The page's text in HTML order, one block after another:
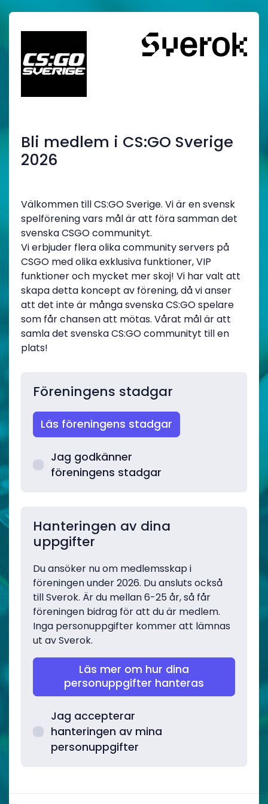
Bli medlem i CS:GO Sverige
2026
Välkommen till CS:GO Sverige. Vi är en svensk
spelförening vars mål är att föra samman det
svenska CSGO communityt.
Vi erbjuder flera olika community servers på
CSGO med olika exklusiva funktioner, VIP
funktioner och mycket mer skoj! Vi har valt att
skapa detta koncept av förening, då vi anser
att det inte är många svenska CS:GO spelare
som får chansen att mötas. Vårat mål är att
samla det svenska CS:GO communityt till en
plats!
Föreningens stadgar
Läs föreningens stadgar
Jag godkänner
föreningens stadgar
Hanteringen av dina
uppgifter
Du ansöker nu om medlemsskap i
föreningen under 2026. Du ansluts också
till Sverok. Är du mellan 6-25 år, så får
föreningen bidrag för att du är medlem.
Inga personuppgifter kommer att lämnas
ut av Sverok.
Läs mer om hur dina
personuppgifter hanteras
Jag accepterar
hanteringen av mina
personuppgifter